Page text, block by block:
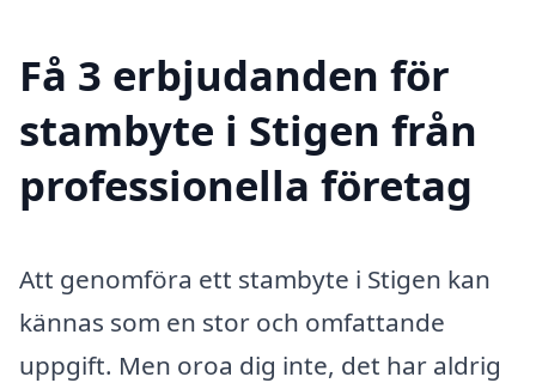
Få 3 erbjudanden för
stambyte i Stigen från
professionella företag
Att genomföra ett stambyte i Stigen kan
kännas som en stor och omfattande
uppgift. Men oroa dig inte, det har aldrig